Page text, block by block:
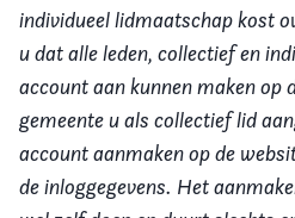
individueel lidmaatschap kost
u dat alle leden, collectief en
account aan kunnen maken op
gemeente u als collectief lid
account aanmaken op de
de inloggegevens. Het